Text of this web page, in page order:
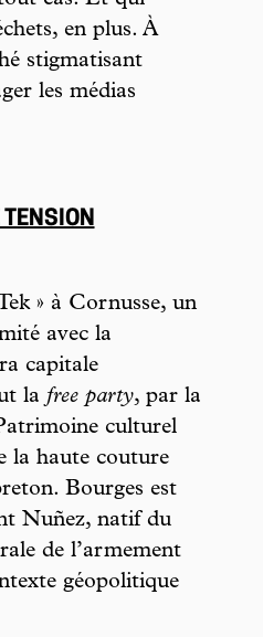
en plus. À
stigmatisant
les médias
TENSION
» à Cornusse, un
avec la
capitale
la free party, par la
culturel
la haute couture
Bourges est
Nuñez, natif du
de l’armement
géopolitique